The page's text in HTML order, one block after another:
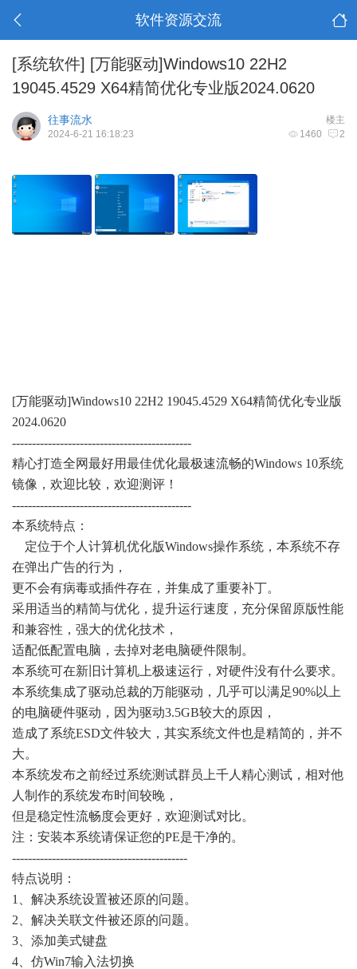
软件资源交流
[系统软件] [万能驱动]Windows10 22H2
19045.4529 X64精简优化专业版2024.0620
楼主
往事流水
1460 2
2024-6-21 16:18:23
[万能驱动]Windows10 22H2 19045.4529 X64精简优化专业版
2024.0620
---------------------------------------------
精心打造全网最好用最佳优化最极速流畅的Windows 10系统
镜像，欢迎比较，欢迎测评！
---------------------------------------------
本系统特点：
定位于个人计算机优化版Windows操作系统，本系统不存
在弹出广告的行为，
更不会有病毒或插件存在，并集成了重要补丁。
采用适当的精简与优化，提升运行速度，充分保留原版性能
和兼容性，强大的优化技术，
适配低配置电脑，去掉对老电脑硬件限制。
本系统可在新旧计算机上极速运行，对硬件没有什么要求。
本系统集成了驱动总裁的万能驱动，几乎可以满足90%以上
的电脑硬件驱动，因为驱动3.5GB较大的原因，
造成了系统ESD文件较大，其实系统文件也是精简的，并不
大。
本系统发布之前经过系统测试群员上千人精心测试，相对他
人制作的系统发布时间较晚，
但是稳定性流畅度会更好，欢迎测试对比。
注：安装本系统请保证您的PE是干净的。
--------------------------------------------
特点说明：
1、解决系统设置被还原的问题。
2、解决关联文件被还原的问题。
3、添加美式键盘
4、仿Win7输入法切换